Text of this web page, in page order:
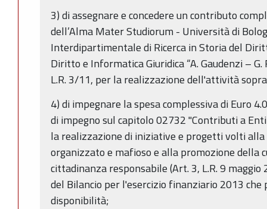
3) di assegnare e concedere un contributo
dell’Alma Mater Studiorum - Università di
Interdipartimentale di Ricerca in Storia del
Diritto e Informatica Giuridica “A. Gaudenzi –
L.R. 3/11, per la realizzazione dell'attività
4) di impegnare la spesa complessiva di Euro
di impegno sul capitolo 02732 "Contributi a
la realizzazione di iniziative e progetti volti
organizzato e mafioso e alla promozione della
cittadinanza responsabile (Art. 3, L.R. 9 maggio
del Bilancio per l'esercizio finanziario 2013 che
disponibilità;